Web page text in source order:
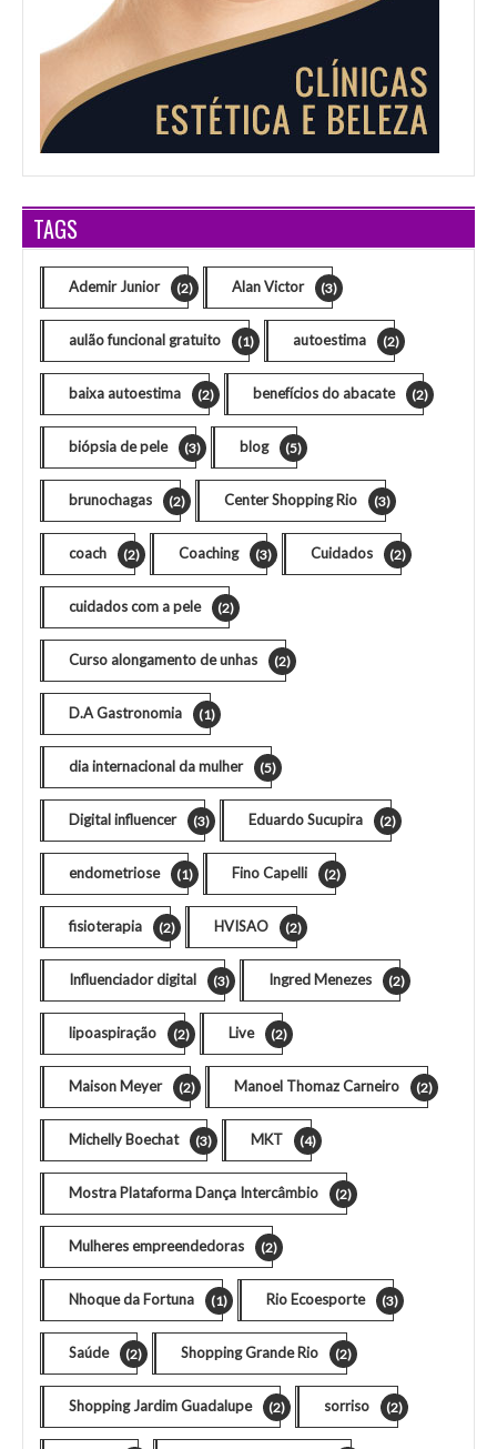
TAGS
Ademir Junior (2) Alan Victor (3)
aulão funcional gratuito (1) autoestima (2)
baixa autoestima (2) benefícios do abacate (2)
biópsia de pele (3) blog (5)
brunochagas (2) Center Shopping Rio (3)
coach (2) Coaching (3) Cuidados (2)
cuidados com a pele (2)
Curso alongamento de unhas (2)
D.A Gastronomia (1)
dia internacional da mulher (5)
Digital influencer (3) Eduardo Sucupira (2)
endometriose (1) Fino Capelli (2)
fisioterapia (2) HVISAO (2)
Influenciador digital (3) Ingred Menezes (2)
lipoaspiração (2) Live (2)
Maison Meyer (2) Manoel Thomaz Carneiro (2)
Michelly Boechat (3) MKT (4)
Mostra Plataforma Dança Intercâmbio (2)
Mulheres empreendedoras (2)
Nhoque da Fortuna (1) Rio Ecoesporte (3)
Saúde (2) Shopping Grande Rio (2)
Shopping Jardim Guadalupe (2) sorriso (2)